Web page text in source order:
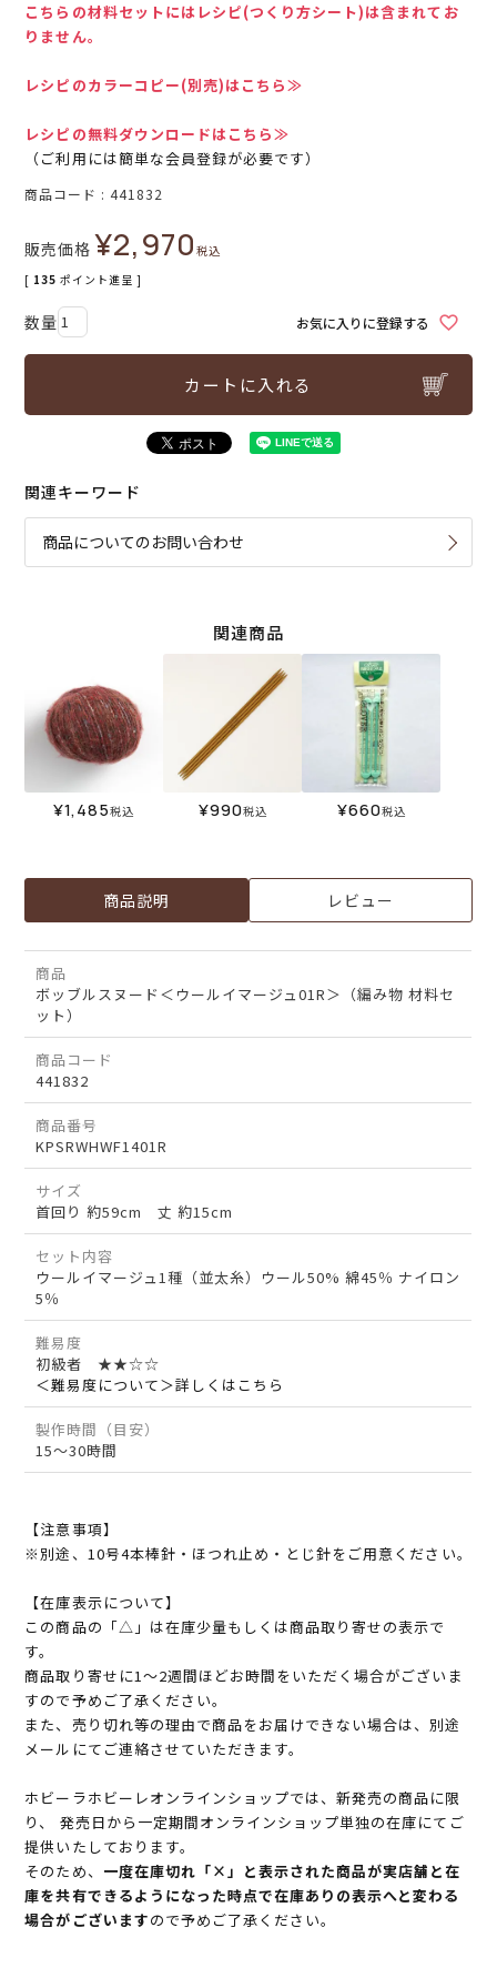
こちらの材料セットにはレシピ(つくり方シート)は含まれてお
りません。
レシピのカラーコピー(別売)はこちら≫
レシピの無料ダウンロードはこちら≫
（ご利用には簡単な会員登録が必要です）
商品コード 441832
販売価格 ¥2,970税込
[ 135 ポイント進呈 ]
お気に入りに登録する
カートに入れる
関連キーワード
商品についてのお問い合わせ
関連商品
¥1,485税込 ¥990税込 ¥660税込
商品説明 レビュー
商品
ボッブルスヌード＜ウールイマージュ01R＞（編み物 材料セ
ット）
商品コード
441832
商品番号
KPSRWHWF1401R
サイズ
首回り 約59cm 丈 約15cm
セット内容
ウールイマージュ1種（並太糸）ウール50% 綿45％ ナイロン
5％
難易度
初級者 ★★☆☆
＜難易度について＞詳しくはこちら
製作時間（目安）
15～30時間
【注意事項】
※別途、10号4本棒針・ほつれ止め・とじ針をご用意ください。
【在庫表示について】
この商品の「△」は在庫少量もしくは商品取り寄せの表示で
す。
商品取り寄せに1～2週間ほどお時間をいただく場合がございま
すので予めご了承ください。
また、売り切れ等の理由で商品をお届けできない場合は、別途
メールにてご連絡させていただきます。
ホビーラホビーレオンラインショップでは、新発売の商品に限
り、 発売日から一定期間オンラインショップ単独の在庫にてご
提供いたしております。
そのため、 一度在庫切れ「×」と表示された商品が実店舗と在
庫を共有できるようになった時点で在庫ありの表示へと変わる
場合がございますので予めご了承ください。